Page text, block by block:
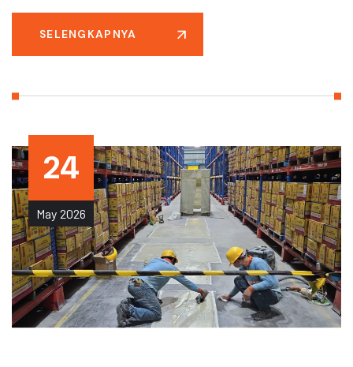
SELENGKAPNYA
24
May 2026